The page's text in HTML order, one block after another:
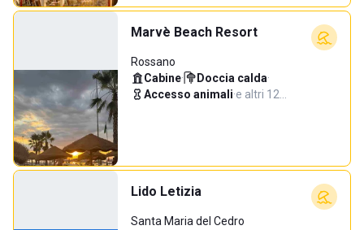
Marvè Beach Resort
Rossano
Cabine· Doccia calda·
Accesso animali·e altri 12…
Lido Letizia
Santa Maria del Cedro